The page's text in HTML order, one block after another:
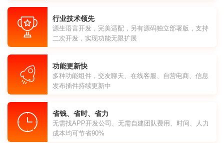
行业技术领先
源生语言开发，完美适配，另有源码独立部署版，支持
二次开发，实现功能无限扩展
功能更新快
多种功能组件，交友聊天、在线客服、自营电商、信息
发布插件持续更新中
省钱、省时、省力
无需找APP开发公司、无需自建团队费用、时间、人力
成本均可节省90%